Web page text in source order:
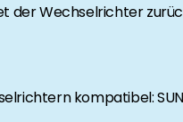
der Wechselrichter
kompatibel: